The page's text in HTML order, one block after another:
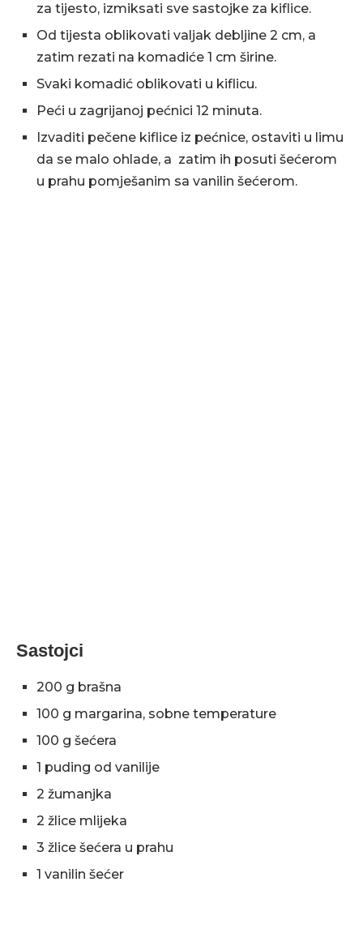
za tijesto, izmiksati sve sastojke za kiflice.
Od tijesta oblikovati valjak debljine 2 cm, a
zatim rezati na komadiće 1 cm širine.
Svaki komadić oblikovati u kiflicu.
Peći u zagrijanoj pećnici 12 minuta.
Izvaditi pečene kiflice iz pećnice, ostaviti u limu
da se malo ohlade, a zatim ih posuti šećerom
u prahu pomješanim sa vanilin šećerom.
Sastojci
200 g brašna
100 g margarina, sobne temperature
100 g šećera
1 puding od vanilije
2 žumanjka
2 žlice mlijeka
3 žlice šećera u prahu
1 vanilin šećer